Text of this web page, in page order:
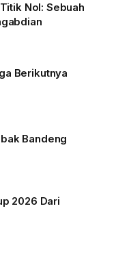
Nol: Sebuah
Berikutnya
Bandeng
2026 Dari